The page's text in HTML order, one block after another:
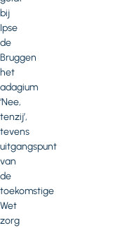
bij
Ipse
de
Bruggen
het
adagium
‘Nee,
tenzij’,
tevens
uitgangspunt
van
de
toekomstige
Wet
zorg